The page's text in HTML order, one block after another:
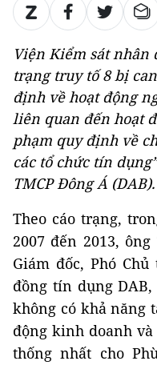
Viện Kiểm sát nhân
trạng truy tố 8 bị
định về hoạt động
liên quan đến hoạt
phạm quy định về
các tổ chức tín
TMCP Đông Á (DAB).
Theo cáo trạng,
2007 đến 2013,
Giám đốc, Phó
đồng tín dụng
không có khả năng
động kinh doanh
thống nhất cho